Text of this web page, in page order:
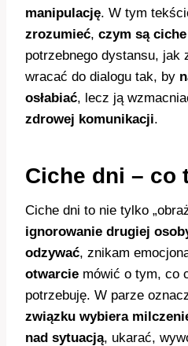
manipulację. W tym
zrozumieć, czym są
potrzebnego dystansu, jak
wracać do dialogu tak, by
osłabiać, lecz ją
zdrowej komunikacji.
Ciche dni – co
Ciche dni to nie tylko
ignorowanie drugiej
odzywać, znikam
otwarcie mówić o tym, co
potrzebuję. W parze
związku wybiera
nad sytuacją, ukarać,